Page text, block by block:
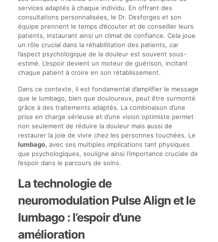
services adaptés à chaque individu. En offrant des
consultations personnalisées, le Dr. Desforges et son
équipe prennent le temps d’écouter et de conseiller leurs
patients, instaurant ainsi un climat de confiance. Cela joue
un rôle crucial dans la réhabilitation des patients, car
l’aspect psychologique de la douleur est souvent sous-
estimé. L’espoir devient un moteur de guérison, incitant
chaque patient à croire en son rétablissement.
Dans ce contexte, il est fondamental d’amplifier le message
que le lumbago, bien que douloureux, peut être surmonté
grâce à des traitements adaptés. La combinaison d’une
prise en charge sérieuse et d’une vision optimiste permet
non seulement de réduire la douleur mais aussi de
restaurer la joie de vivre chez les personnes touchées. Le
lumbago, avec ses multiples implications tant physiques
que psychologiques, souligne ainsi l’importance cruciale de
l’espoir dans le parcours de soins.
La technologie de
neuromodulation Pulse Align et le
lumbago : l’espoir d’une
amélioration